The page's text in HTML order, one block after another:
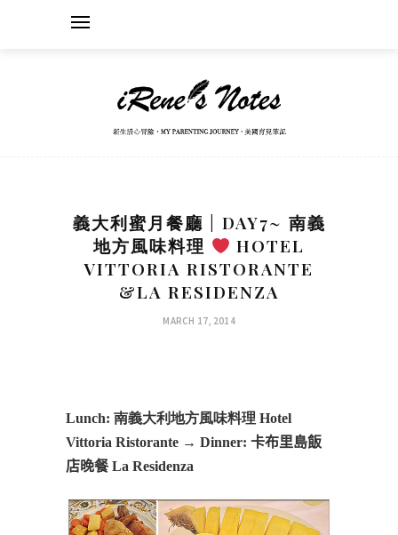
義大利蜜月餐廳 | DAY7~ 南義
地方風味料理
HOTEL
VITTORIA RISTORANTE
&LA RESIDENZA
MARCH 17, 2014
Lunch: 南義大利地方風味料理 Hotel
Vittoria Ristorante → Dinner: 卡布里島飯
店晚餐 La Residenza